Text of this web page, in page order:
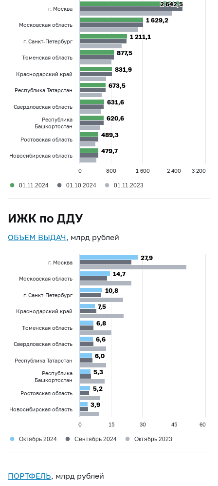
2 642,5
2 642,5
1 629,2
1 629,2
1 211,1
1 211,1
877,5
877,5
831,9
831,9
673,5
673,5
631,6
631,6
620,6
620,6
489,3
489,3
479,7
479,7
г. Москва
Московская область
г. Санкт-Петербург
Тюменская область
Краснодарский край
Республика Татарстан
Свердловская область
Республика
Башкортостан
Ростовская область
Новосибирская область
0 800 1 600 2 400 3 200
● 01.11.2024 ● 01.10.2024 ● 01.11.2023
ИЖК по ДДУ
ОБЪЕМ ВЫДАЧ, млрд рублей
ПОРТФЕЛЬ, млрд рублей
27,9
27,9
14,7
14,7
10,8
10,8
7,5
7,5
6,8
6,8
6,6
6,6
6,0
6,0
5,3
5,3
5,2
5,2
3,9
3,9
г. Москва
Московская область
г. Санкт-Петербург
Краснодарский край
Тюменская область
Свердловская область
Республика Татарстан
Республика
Башкортостан
Ростовская область
Новосибирская область
0 15 30 45 60
● Октябрь 2024 ● Сентябрь 2024 ● Октябрь 2023